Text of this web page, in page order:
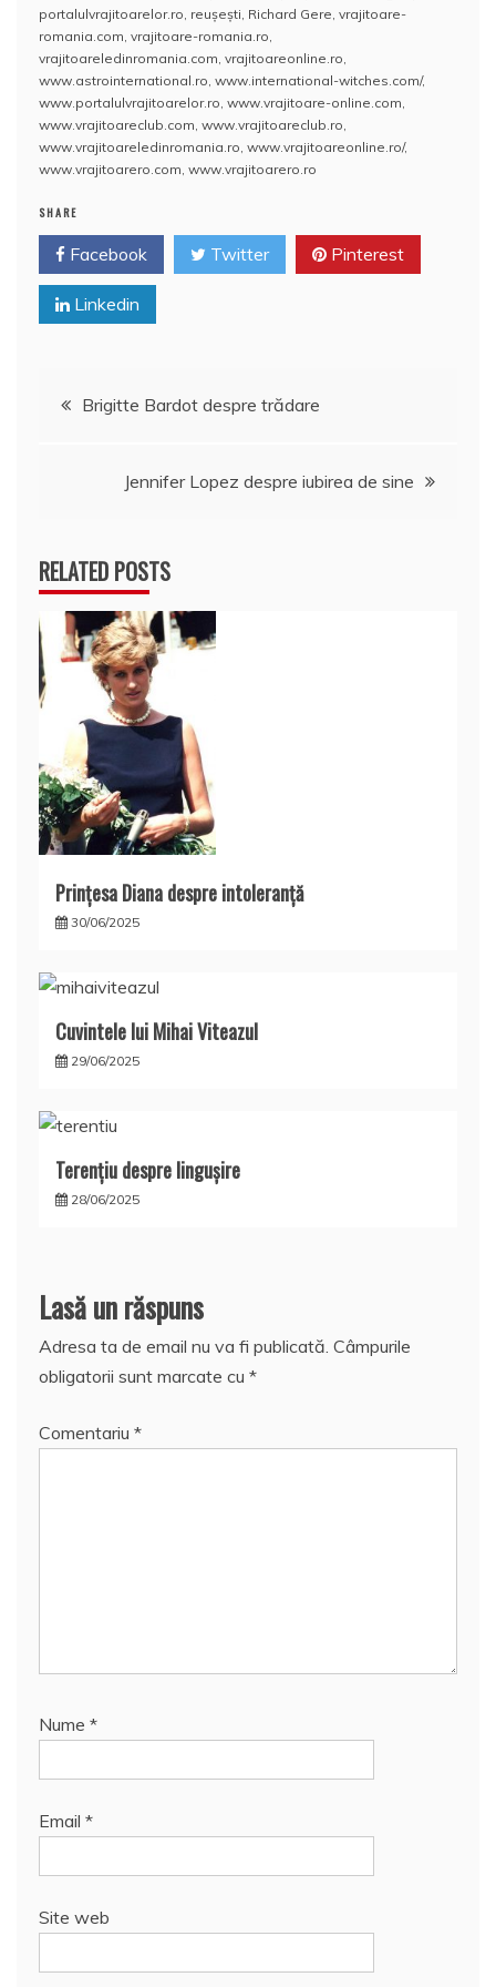
c
e
b
o
o
k
itt
er
ai
l
er
e
st
at
s
A
p
p
rt
e
a
z
portalulvrajitoarelor.ro reuşeşti Richard Gere vrajitoare-
romania.com vrajitoare-romania.ro
vrajitoareledinromania.com vrajitoareonline.ro
www.astrointernational.ro www.international-witches.com/,
www.portalulvrajitoarelor.ro www.vrajitoare-online.com
www.vrajitoareclub.com www.vrajitoareclub.ro
www.vrajitoareledinromania.ro www.vrajitoareonline.ro/,
www.vrajitoarero.com www.vrajitoarero.ro
SHARE
Facebook Twitter Pinterest
Linkedin
Navigare
Brigitte Bardot despre trădare
Jennifer Lopez despre iubirea de sine
RELATED POSTS
Prințesa Diana despre intoleranță
30/06/2025
Cuvintele lui Mihai Viteazul
29/06/2025
Terențiu despre lingușire
28/06/2025
Lasă un răspuns
Adresa ta de email nu va fi publicată. Câmpurile
obligatorii sunt marcate cu *
Comentariu *
Nume *
Email *
Site web